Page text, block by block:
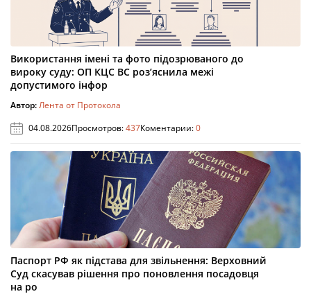
Використання імені та фото підозрюваного до
вироку суду: ОП КЦС ВС роз’яснила межі
допустимого інфор
Автор:Лента от Протокола
04.08.2026Просмотров:437Коментарии:0
Паспорт РФ як підстава для звільнення: Верховний
Суд скасував рішення про поновлення посадовця
на ро